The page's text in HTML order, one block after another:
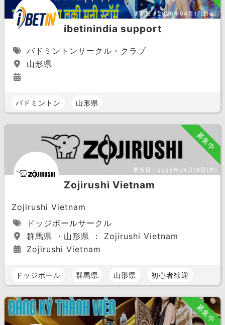
更新日：2026年04月17日(金)
ibetinindia support
バドミントンサークル・クラブ
山形県
バドミントン 山形県
募集中
更新日： 2026年04月16日(木)
Zojirushi Vietnam
Zojirushi Vietnam
ドッジボールサークル
群馬県 ・山形県 ： Zojirushi Vietnam
Zojirushi Vietnam
ドッジボール 群馬県 山形県 初心者歓迎
募集中